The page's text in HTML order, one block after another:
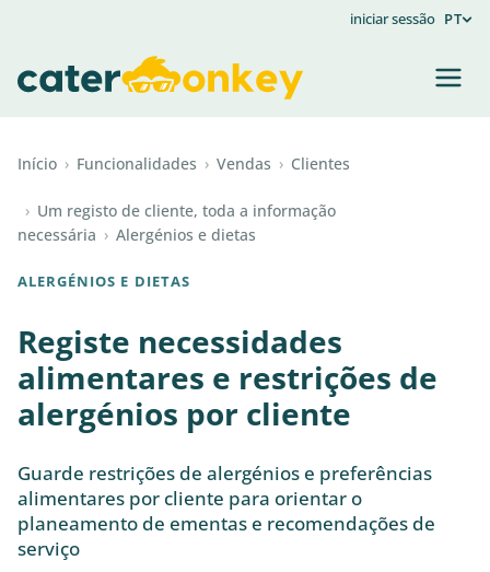
iniciar sessão PT
Início › Funcionalidades › Vendas › Clientes
› Um registo de cliente, toda a informação
necessária › Alergénios e dietas
ALERGÉNIOS E DIETAS
Registe necessidades
alimentares e restrições de
alergénios por cliente
Guarde restrições de alergénios e preferências
alimentares por cliente para orientar o
planeamento de ementas e recomendações de
serviço